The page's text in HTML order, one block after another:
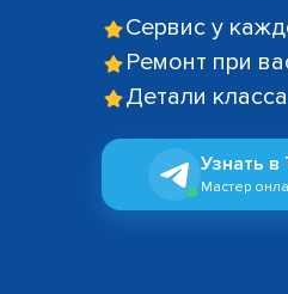
Сервис у
Ремонт при
Детали
Узнать в
Мастер